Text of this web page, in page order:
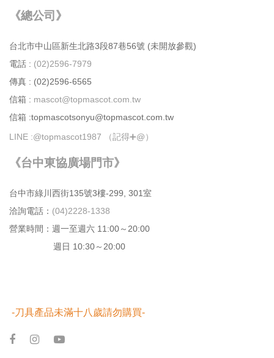
《總公司》
台北市中⼭區新⽣北路3段87巷56號 (未開放參觀)
電話 : (02)2596-7979
傳真 : (02)2596-6565
信箱 : mascot@topmascot.com.tw
信箱 :topmascotsonyu@topmascot.com.tw
LINE :@topmascot1987 （記得➕@）
《台中東協廣場門市》
台中市綠川⻄街135號3樓-299, 301室
洽詢電話： (04)2228-1338
營業時間：週⼀⾄週六 11:00～20:00
週日 10:30～20:00
-刀具產品未滿十八歲請勿購買-